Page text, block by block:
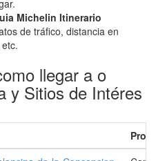
Michelin Itinerario
de tráfico, distancia en
llegar a o
y Sitios de Intéres